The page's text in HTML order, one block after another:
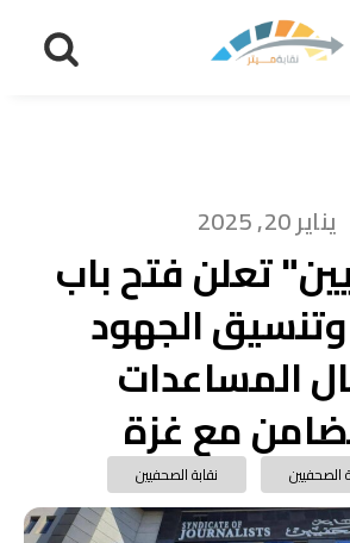
يناير 20, 2025
تعلن فتح باب
وتنسيق الجهود
المساعدات
مع غزة
الصحفيين نقابة الصحفيين